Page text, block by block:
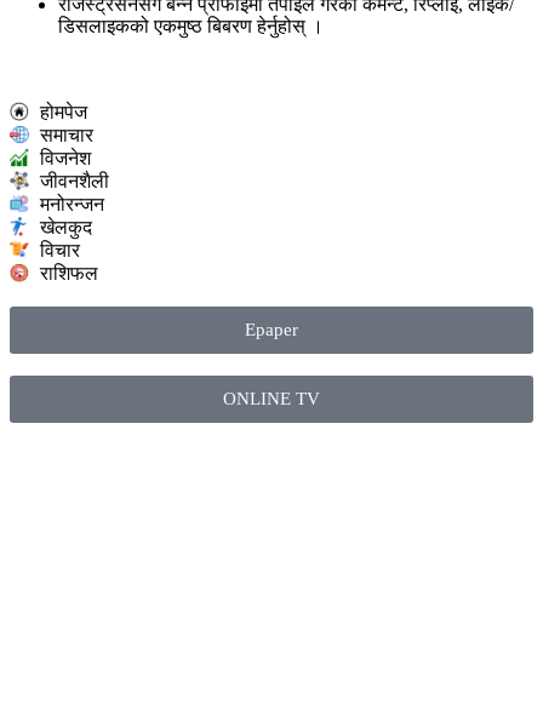
डिसलाइकको एकमुष्ठ बिबरण हेर्नुहोस् ।
होमपेज
समाचार
विजनेश
जीवनशैली
मनोरन्जन
खेलकुद
विचार
राशिफल
Epaper
ONLINE TV